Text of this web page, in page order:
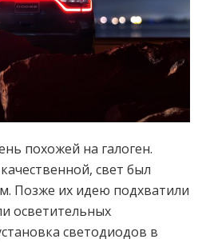
похожей на галоген.
свет был
Позже их идею подхватили
осветительных
светодиодов в